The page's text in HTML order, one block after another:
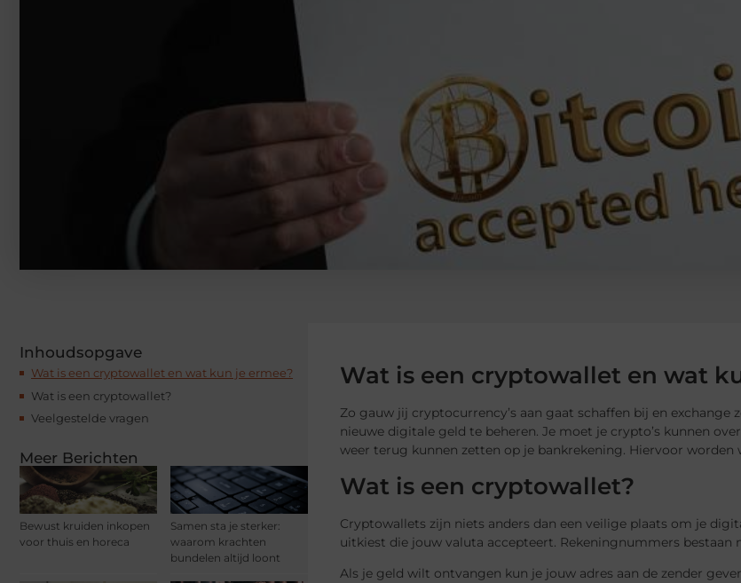
Inhoudsopgave
Wat is een cryptowallet en wat kun je ermee?
Wat is een cryptowallet?
Veelgestelde vragen
Meer Berichten
Bewust kruiden inkopen
voor thuis en horeca
Samen sta je sterker:
waarom krachten
bundelen altijd loont
Wat is een cryptowallet en wat
Zo gauw jij cryptocurrency’s aan gaat schaffen bij en exchange
nieuwe digitale geld te beheren. Je moet je crypto’s kunnen
weer terug kunnen zetten op je bankrekening. Hiervoor worden
Wat is een cryptowallet?
Cryptowallets zijn niets anders dan een veilige plaats om je
uitkiest die jouw valuta accepteert. Rekeningnummers bestaan
Als je geld wilt ontvangen kun je jouw adres aan de zender